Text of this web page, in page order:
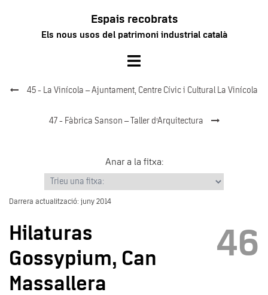
Espais recobrats
Els nous usos del patrimoni industrial català
Toggle
45 - La Vinícola – Ajuntament, Centre Cívic i Cultural La Vinícola
47 - Fàbrica Sanson – Taller d’Arquitectura
Anar a la fitxa:
Darrera actualització: juny 2014
46
Hilaturas
Gossypium, Can
Massallera